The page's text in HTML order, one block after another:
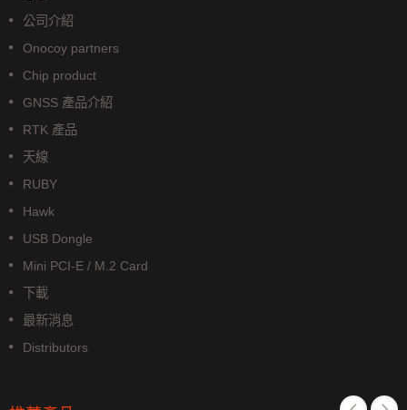
公司介紹
Onocoy partners
Chip product
GNSS 產品介紹
RTK 產品
天線
RUBY
Hawk
USB Dongle
Mini PCI-E / M.2 Card
下載
最新消息
Distributors